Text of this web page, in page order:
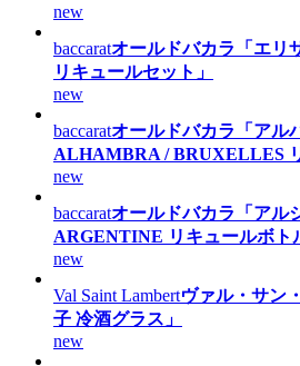
new
baccaratオールドバカラ「エリ
リキュールセット」
new
baccaratオールドバカラ「アル
ALHAMBRA / BRUXELLES
new
baccaratオールドバカラ「アル
ARGENTINE リキュールボト
new
Val Saint Lambertヴァル・サン
子 冷酒グラス」
new